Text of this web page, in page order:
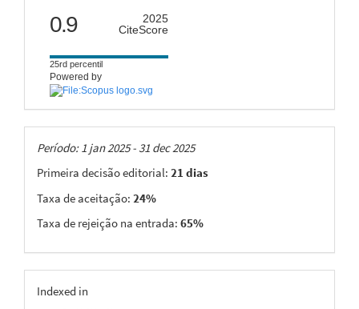
citescore
0.9
2025
CiteScore
25rd percentil
Powered by
Taxas
Período: 1 jan 2025 - 31 dec 2025
Primeira decisão editorial: 21 dias
Taxa de aceitação: 24%
Taxa de rejeição na entrada: 65%
indexing
Indexed in